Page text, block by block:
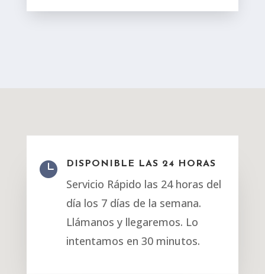
 DISPONIBLE LAS 24 HORAS
Servicio Rápido las 24 horas del
día los 7 días de la semana.
Llámanos y llegaremos. Lo
intentamos en 30 minutos.